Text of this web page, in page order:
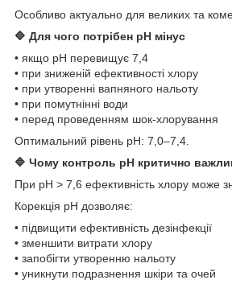
Особливо актуально для великих та
🔷 Для чого потрібен pH мінус
• якщо pH перевищує 7,4
• при зниженій ефективності хлору
• при утворенні вапняного нальоту
• при помутнінні води
• перед проведенням шок-хлорування
Оптимальний рівень pH: 7,0–7,4.
🔷 Чому контроль pH критично
При pH > 7,6 ефективність хлору може
Корекція pH дозволяє:
• підвищити ефективність дезінфекції
• зменшити витрати хлору
• запобігти утворенню нальоту
• уникнути подразнення шкіри та очей